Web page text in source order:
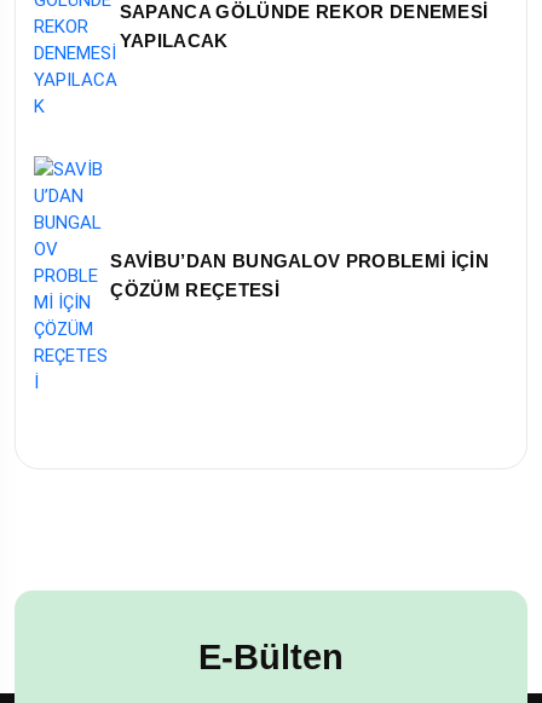
SAPANCA GÖLÜNDE REKOR DENEMESİ
YAPILACAK
SAVİBU’DAN BUNGALOV PROBLEMİ İÇİN
ÇÖZÜM REÇETESİ
E-Bülten